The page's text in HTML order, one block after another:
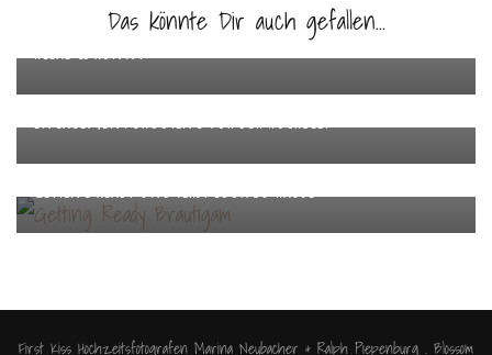
Das könnte Dir auch gefallen...
Heike & Ronny
Engagement Shooting vor der Hochzeit
Getting Ready und First Look zu Hause
First Kiss Hochzeitsfotografen Marina Neubacher & Ralph Piepenburg . Blossom